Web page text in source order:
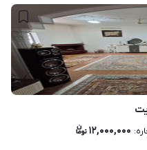
: ۱۲,۰۰۰,۰۰۰